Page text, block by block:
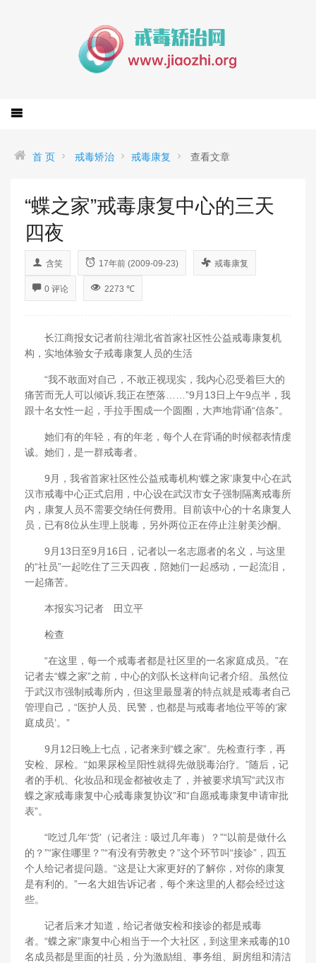
首 页 戒毒矫治 戒毒康复 查看文章
“蝶之家”戒毒康复中心的三天
四夜
含笑 17年前 (2009-09-23) 戒毒康复
0 评论 2273 ℃
长江商报女记者前往湖北省首家社区性公益戒毒康复机
构，实地体验女子戒毒康复人员的生活
“我不敢面对自己，不敢正视现实，我内心忍受着巨大的
痛苦而无人可以倾诉,我正在堕落……”9月13日上午9点半，我
跟十名女性一起，手拉手围成一个圆圈，大声地背诵“信条”。
她们有的年轻，有的年老，每个人在背诵的时候都表情虔
诚。她们，是一群戒毒者。
9月，我省首家社区性公益戒毒机构‘蝶之家’康复中心在武
汉市戒毒中心正式启用，中心设在武汉市女子强制隔离戒毒所
内，康复人员不需要交纳任何费用。目前该中心的十名康复人
员，已有8位从生理上脱毒，另外两位正在停止注射美沙酮。
9月13日至9月16日，记者以一名志愿者的名义，与这里
的“社员”一起吃住了三天四夜，陪她们一起感动，一起流泪，
一起痛苦。
本报实习记者 田立平
检查
“在这里，每一个戒毒者都是社区里的一名家庭成员。”在
记者去“蝶之家”之前，中心的刘队长这样向记者介绍。虽然位
于武汉市强制戒毒所内，但这里最显著的特点就是戒毒者自己
管理自己，“医护人员、民警，也都是与戒毒者地位平等的‘家
庭成员’。”
9月12日晚上七点，记者来到“蝶之家”。先检查行李，再
安检、尿检。“如果尿检呈阳性就得先做脱毒治疗。”随后，记
者的手机、化妆品和现金都被收走了，并被要求填写“武汉市
蝶之家戒毒康复中心戒毒康复协议”和“自愿戒毒康复申请审批
表”。
“吃过几年‘货’（记者注：吸过几年毒）？”“以前是做什么
的？”“家住哪里？”“有没有劳教史？”这个环节叫“接诊”，四五
个人给记者提问题。“这是让大家更好的了解你，对你的康复
是有利的。”一名大姐告诉记者，每个来这里的人都会经过这
些。
记者后来才知道，给记者做安检和接诊的都是戒毒
者。“蝶之家”康复中心相当于一个大社区，到这里来戒毒的10
名成员都是里面的社员，分为激励组、事务组、厨房组和清洁